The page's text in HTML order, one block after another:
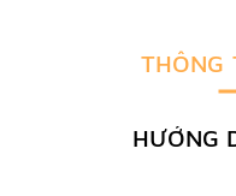
THÔNG
HƯỚNG